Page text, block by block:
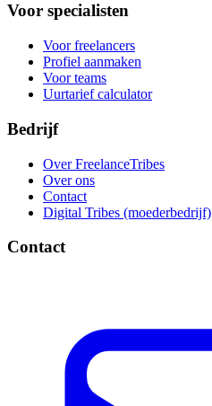
Voor specialisten
Voor freelancers
Profiel aanmaken
Voor teams
Uurtarief calculator
Bedrijf
Over FreelanceTribes
Over ons
Contact
Digital Tribes (moederbedrijf)
Contact